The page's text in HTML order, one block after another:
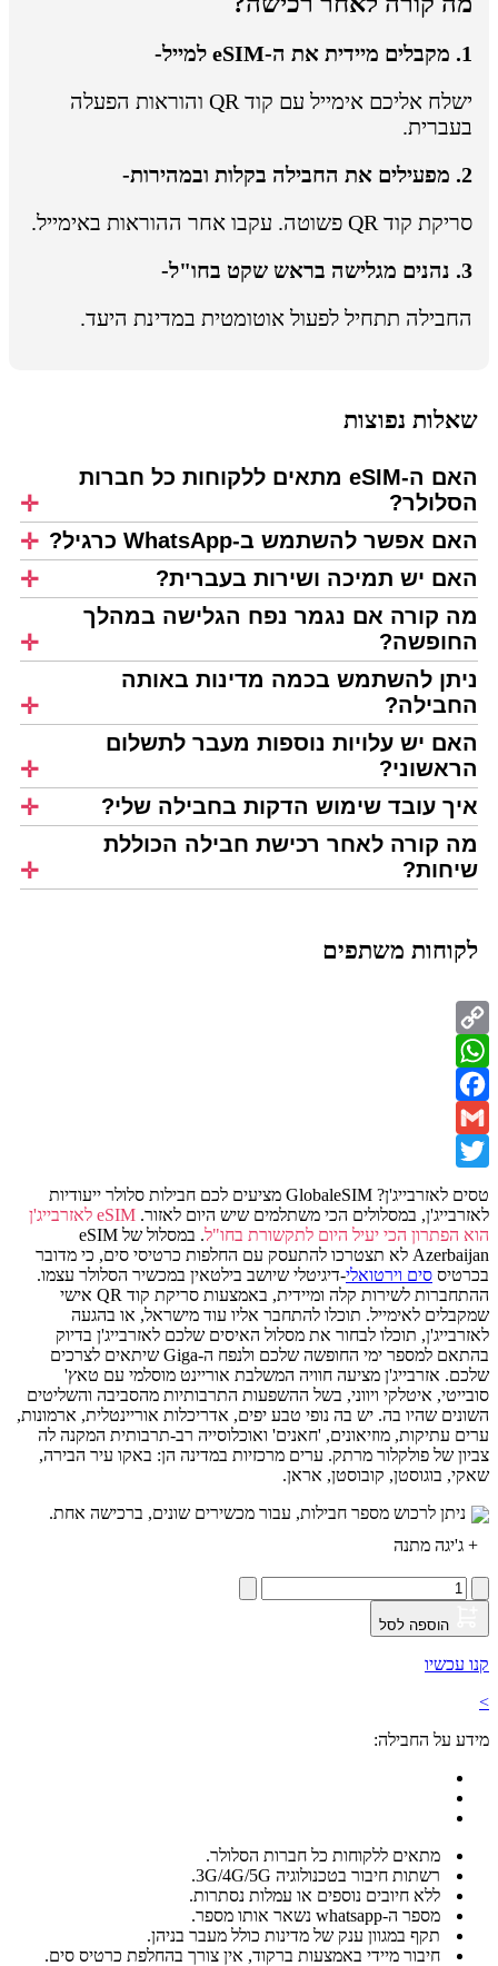
Copy
Link
WhatsApp
Facebook
Gmail
Twitter
טסים לאזרבייג'ן? GlobaleSIM מציעים לכם חבילות סלולר ייעודיות
לאזרבייג'ן, במסלולים הכי משתלמים שיש היום לאזור.
eSIM לאזרבייג'ן
הוא הפתרון הכי יעיל היום לתקשורת בחו"ל
. במסלול של eSIM
Azerbaijan לא תצטרכו להתעסק עם החלפות כרטיסי סים, כי מדובר
בכרטיס סים וירטואלי-דיגיטלי שיושב בילטאין במכשיר הסלולר עצמו.
ההתחברות לשירות קלה ומיידית, באמצעות סריקת קוד QR אישי
שמקבלים לאימייל. תוכלו להתחבר אליו עוד מישראל, או בהגעה
לאזרבייג'ן, תוכלו לבחור את מסלול האיסים שלכם לאזרבייג'ן בדיוק
בהתאם למספר ימי החופשה שלכם ולנפח ה-Giga שיתאים לצרכים
שלכם. אזרבייג'ן מציעה חוויה המשלבת אוריינט מוסלמי עם טאץ'
סובייטי, איטלקי ויווני, בשל ההשפעות התרבותיות מהסביבה והשליטים
השונים שהיו בה. יש בה נופי טבע יפים, אדריכלות אוריינטלית, ארמונות,
ערים עתיקות, מוזיאונים, 'חאנים' ואוכלוסייה רב-תרבותית המקנה לה
צביון של פולקלור מרתק. ערים מרכזיות במדינה הן: באקו עיר הבירה,
שאקי, בוגוסטן, קובוסטן, אראן.
1. מקבלים מיידית את ה-eSIM למייל-
ישלח אליכם אימייל עם קוד QR והוראות הפעלה
בעברית.
2. מפעילים את החבילה בקלות ובמהירות-
סריקת קוד QR פשוטה. עקבו אחר ההוראות באימייל.
3. נהנים מגלישה בראש שקט בחו"ל-
החבילה תתחיל לפעול אוטומטית במדינת היעד.
שאלות נפוצות
האם ה-eSIM מתאים ללקוחות כל חברות
הסלולר?
האם אפשר להשתמש ב-WhatsApp כרגיל?
האם יש תמיכה ושירות בעברית?
מה קורה אם נגמר נפח הגלישה במהלך
החופשה?
ניתן להשתמש בכמה מדינות באותה
החבילה?
האם יש עלויות נוספות מעבר לתשלום
הראשוני?
איך עובד שימוש הדקות בחבילה שלי?
מה קורה לאחר רכישת חבילה הכוללת
שיחות?
לקוחות משתפים
ניתן לרכוש מספר חבילות, עבור מכשירים שונים, ברכישה אחת.
+ ג'יגה מתנה
קנו עכשיו
>
מידע על החבילה:
מתאים ללקוחות כל חברות הסלולר.
רשתות חיבור בטכנולוגיה 3G/4G/5G.
ללא חיובים נוספים או עמלות נסתרות.
מספר ה-whatsapp נשאר אותו מספר.
תקף במגוון ענק של מדינות כולל מעבר בניהן.
חיבור מיידי באמצעות ברקוד, אין צורך בהחלפת כרטיס סים.